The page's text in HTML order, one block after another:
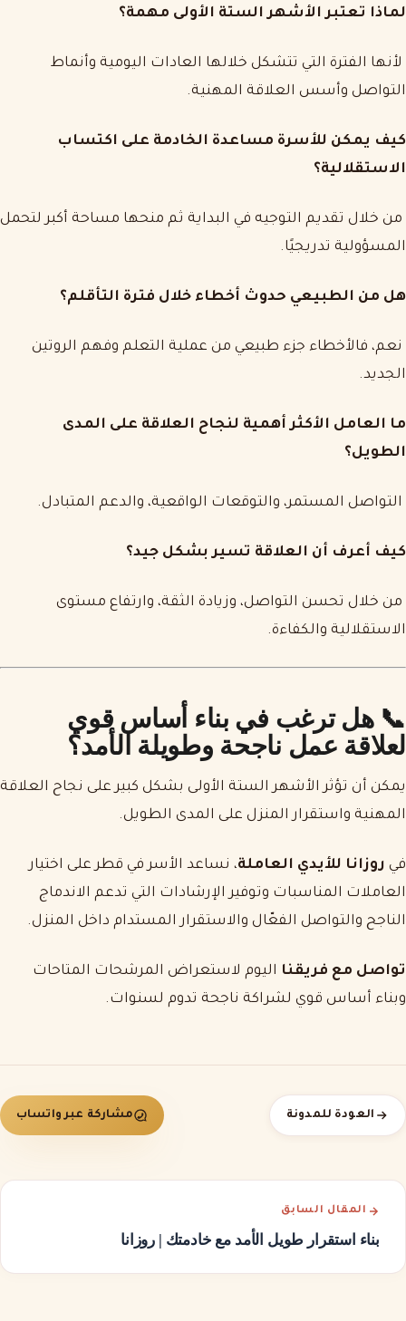
لماذا تعتبر الأشهر الستة الأولى مهمة؟
لأنها الفترة التي تتشكل خلالها العادات اليومية وأنماط
التواصل وأسس العلاقة المهنية.
كيف يمكن للأسرة مساعدة الخادمة على اكتساب
الاستقلالية؟
من خلال تقديم التوجيه في البداية ثم منحها مساحة أكبر لتحمل
المسؤولية تدريجيًا.
هل من الطبيعي حدوث أخطاء خلال فترة التأقلم؟
نعم، فالأخطاء جزء طبيعي من عملية التعلم وفهم الروتين
الجديد.
ما العامل الأكثر أهمية لنجاح العلاقة على المدى
الطويل؟
التواصل المستمر، والتوقعات الواقعية، والدعم المتبادل.
كيف أعرف أن العلاقة تسير بشكل جيد؟
من خلال تحسن التواصل، وزيادة الثقة، وارتفاع مستوى
الاستقلالية والكفاءة.
📞 هل ترغب في بناء أساس قوي
لعلاقة عمل ناجحة وطويلة الأمد؟
يمكن أن تؤثر الأشهر الستة الأولى بشكل كبير على نجاح العلاقة
المهنية واستقرار المنزل على المدى الطويل.
في روزانا للأيدي العاملة، نساعد الأسر في قطر على اختيار
العاملات المناسبات وتوفير الإرشادات التي تدعم الاندماج
الناجح والتواصل الفعّال والاستقرار المستدام داخل المنزل.
تواصل مع فريقنا اليوم لاستعراض المرشحات المتاحات
وبناء أساس قوي لشراكة ناجحة تدوم لسنوات.
العودة للمدونة مشاركة عبر واتساب
المقال السابق
بناء استقرار طويل الأمد مع خادمتك | روزانا